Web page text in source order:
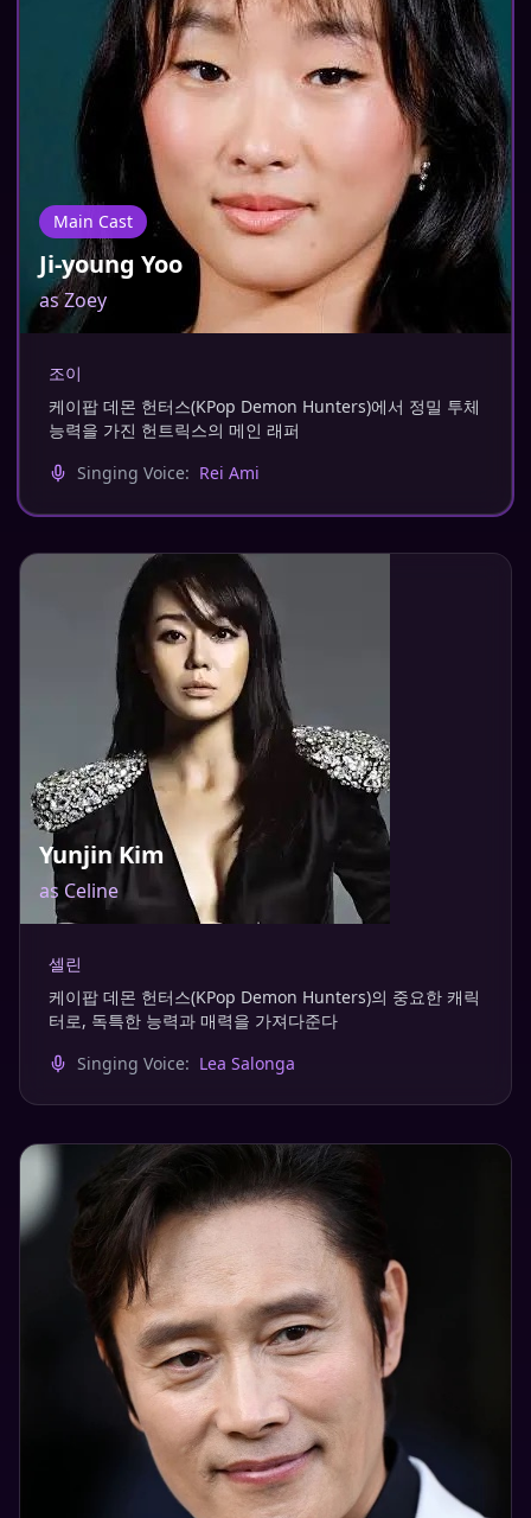
Main Cast
Ji-young Yoo
asZoey
조이
케이팝 데몬 헌터스(KPop Demon Hunters)에서 정밀 투체
능력을 가진 헌트릭스의 메인 래퍼
Singing Voice: Rei Ami
Yunjin Kim
as Celine
셀린
케이팝 데몬 헌터스(KPop Demon Hunters)의 중요한 캐릭
터로, 독특한 능력과 매력을 가져다준다
Singing Voice: Lea Salonga